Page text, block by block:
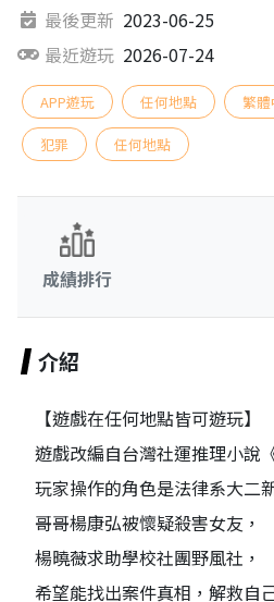
最後更新 2023-06-25
最近遊玩 2026-07-24
APP遊玩 任何地點 繁
犯罪 任何地點
成績排行
介紹
【遊戲在任何地點皆可遊玩】
遊戲改編自台灣社運推理小說
玩家操作的角色是法律系大二
哥哥楊康弘被懷疑殺害女友，
楊曉薇求助學校社團野風社，
希望能找出案件真相，解救自